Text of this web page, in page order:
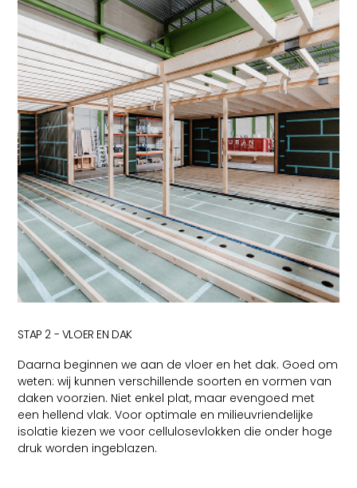
STAP 2 - VLOER EN DAK
Daarna beginnen we aan de vloer en het dak. Goed om
weten: wij kunnen verschillende soorten en vormen van
daken voorzien. Niet enkel plat, maar evengoed met
een hellend vlak. Voor optimale en milieuvriendelijke
isolatie kiezen we voor cellulosevlokken die onder hoge
druk worden ingeblazen.